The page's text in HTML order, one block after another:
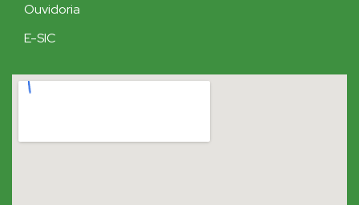
Ouvidoria
E-SIC